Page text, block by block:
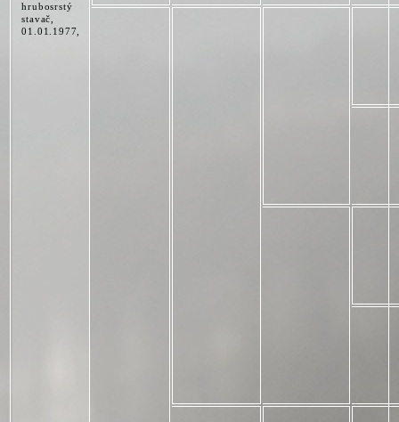
hrubosrstý
stavač,
01.01.1977,